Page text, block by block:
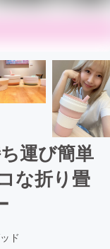
運び簡単
な折り畳
ド